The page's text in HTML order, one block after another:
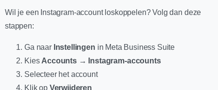
Wil je een Instagram-account loskoppelen? Volg dan deze
stappen:
Ga naar Instellingen in Meta Business Suite
Kies Accounts → Instagram-accounts
Selecteer het account
Klik op Verwijderen